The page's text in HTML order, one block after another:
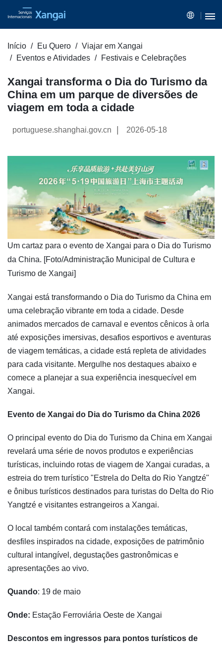
Início Eu Quero
Viajar em Xangai
Eventos e Atividades
Festivais e Celebrações
Xangai transforma o Dia do Turismo da
China em um parque de diversões de
viagem em toda a cidade
portuguese.shanghai.gov.cn 2026-05-18
​Um cartaz para o evento de Xangai para o Dia do Turismo
da China. [Foto/Administração Municipal de Cultura e
Turismo de Xangai]
Xangai está transformando o Dia do Turismo da China em
uma celebração vibrante em toda a cidade. Desde
animados mercados de carnaval e eventos cênicos à orla
até exposições imersivas, desafios esportivos e aventuras
de viagem temáticas, a cidade está repleta de atividades
para cada visitante. Mergulhe nos destaques abaixo e
comece a planejar a sua experiência inesquecível em
Xangai.
Evento de Xangai do Dia do Turismo da China 2026
O principal evento do Dia do Turismo da China em Xangai
revelará uma série de novos produtos e experiências
turísticas, incluindo rotas de viagem de Xangai curadas, a
estreia do trem turístico "Estrela do Delta do Rio Yangtzé"
e ônibus turísticos destinados para turistas do Delta do Rio
Yangtzé e visitantes estrangeiros a Xangai.
O local também contará com instalações temáticas,
desfiles inspirados na cidade, exposições de patrimônio
cultural intangível, degustações gastronômicas e
apresentações ao vivo.
Quando: 19 de maio
Onde: Estação Ferroviária Oeste de Xangai
Descontos em ingressos para pontos turísticos de